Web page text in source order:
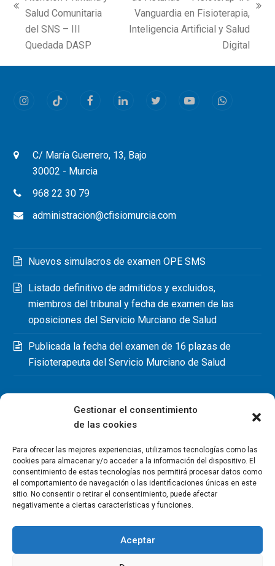
Gestionar el consentimiento
de las cookies
Para ofrecer las mejores experiencias, utilizamos tecnologías como las
cookies para almacenar y/o acceder a la información del dispositivo. El
consentimiento de estas tecnologías nos permitirá procesar datos como
el comportamiento de navegación o las identificaciones únicas en este
sitio. No consentir o retirar el consentimiento, puede afectar
negativamente a ciertas características y funciones.
Aceptar
previous
post:
Salud Comunitaria
del SNS – III
Quedada DASP
next
post:
Vanguardia en Fisioterapia,
Inteligencia Artificial y Salud
Digital
InstagramTiktok FacebookLinkedInTwitterYoutubeWhatsapp
C/ María Guerrero, 13, Bajo
30002 - Murcia
968 22 30 79
administracion@cfisiomurcia.com
Nuevos simulacros de examen OPE SMS
Listado definitivo de admitidos y excluidos,
miembros del tribunal y fecha de examen de las
oposiciones del Servicio Murciano de Salud
Publicada la fecha del examen de 16 plazas de
Fisioterapeuta del Servicio Murciano de Salud